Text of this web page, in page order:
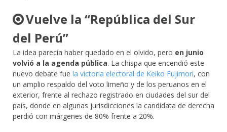
Vuelve la “República del Sur
del Perú”
La idea parecía haber quedado en el olvido, pero en junio
volvió a la agenda pública. La chispa que encendió este
nuevo debate fue la victoria electoral de Keiko Fujimori, con
un amplio respaldo del voto limeño y de los peruanos en el
exterior, frente al rechazo registrado en ciudades del sur del
país, donde en algunas jurisdicciones la candidata de derecha
perdió con márgenes de 80% frente a 20%.